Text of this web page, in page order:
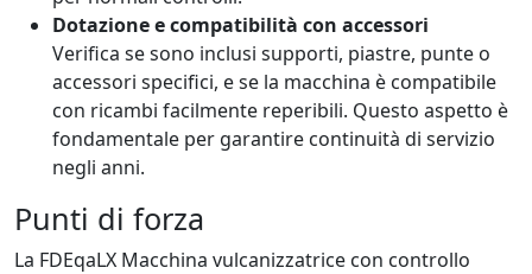
Dotazione e compatibilità con accessori
Verifica se sono inclusi supporti, piastre, punte o
accessori specifici, e se la macchina è compatibile
con ricambi facilmente reperibili. Questo aspetto è
fondamentale per garantire continuità di servizio
negli anni.
Punti di forza
La FDEqaLX Macchina vulcanizzatrice con controllo